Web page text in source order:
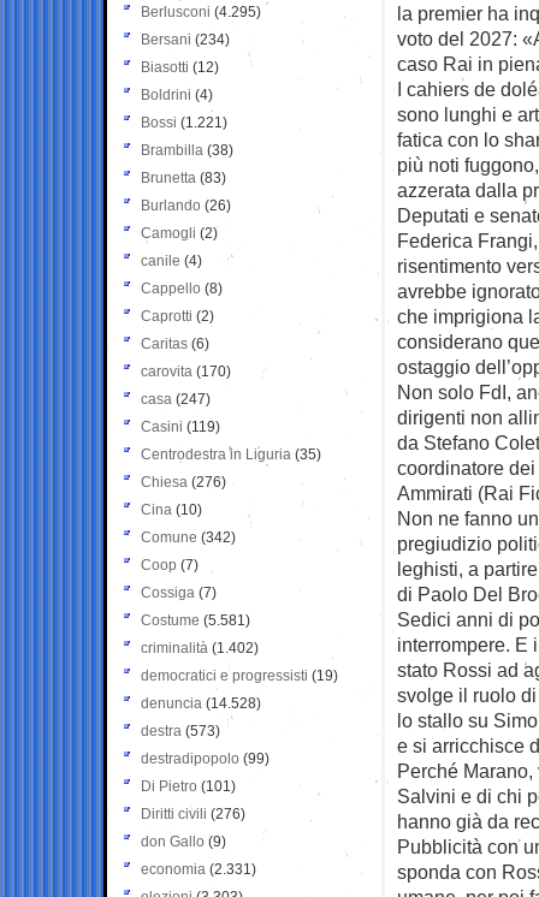
la premier ha
voto del 2027:
caso Rai in
I cahiers de
sono lunghi e
fatica con lo
più noti
azzerata dalla
Deputati e
Federica
risentimento
avrebbe
che imprigiona
considerano
ostaggio
Non solo FdI,
dirigenti non
da Stefano
coordinatore
Ammirati (Rai
Non ne fanno
pregiudizio
leghisti, a
di Paolo Del
Sedici anni di
interrompere. E
stato Rossi ad
svolge il ruolo
lo stallo su
e si arricchisce
Perché
Salvini e di chi
hanno già da
Pubblicità con
sponda con
Berlusconi (4.295)
Bersani (234)
Biasotti (12)
Boldrini (4)
Bossi (1.221)
Brambilla (38)
Brunetta (83)
Burlando (26)
Camogli (2)
canile (4)
Cappello (8)
Caprotti (2)
Caritas (6)
carovita (170)
casa (247)
Casini (119)
Centrodestra in Liguria (35)
Chiesa (276)
Cina (10)
Comune (342)
Coop (7)
Cossiga (7)
Costume (5.581)
criminalità (1.402)
democratici e progressisti (19)
denuncia (14.528)
destra (573)
destradipopolo (99)
Di Pietro (101)
Diritti civili (276)
don Gallo (9)
economia (2.331)